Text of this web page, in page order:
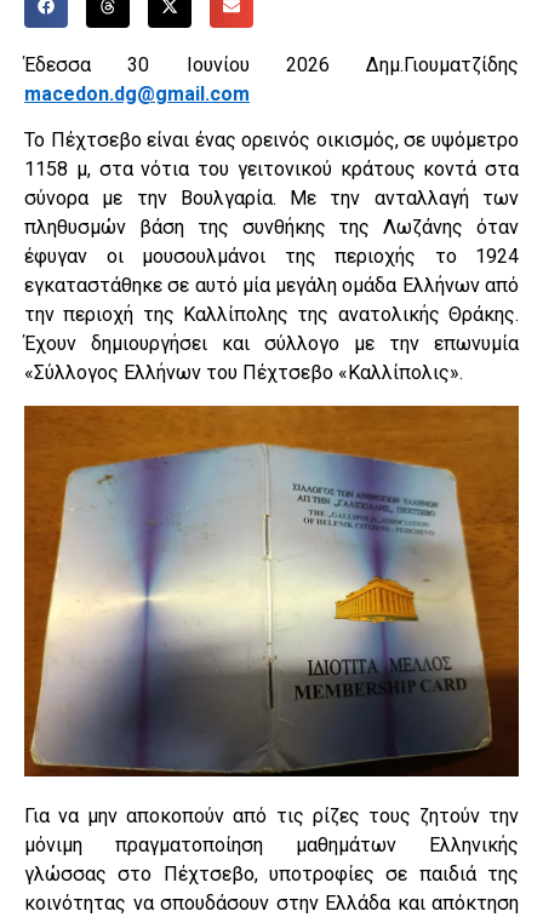
Έδεσσα 30 Ιουνίου 2026 Δημ.Γιουματζίδης
macedon.dg@gmail.com
Το Πέχτσεβο είναι ένας ορεινός οικισμός, σε υψόμετρο
1158 μ, στα νότια του γειτονικού κράτους κοντά στα
σύνορα με την Βουλγαρία. Με την ανταλλαγή των
πληθυσμών βάση της συνθήκης της Λωζάνης όταν
έφυγαν οι μουσουλμάνοι της περιοχής το 1924
εγκαταστάθηκε σε αυτό μία μεγάλη ομάδα Ελλήνων από
την περιοχή της Καλλίπολης της ανατολικής Θράκης.
Έχουν δημιουργήσει και σύλλογο με την επωνυμία
«Σύλλογος Ελλήνων του Πέχτσεβο «Καλλίπολις».
Για να μην αποκοπούν από τις ρίζες τους ζητούν την
μόνιμη πραγματοποίηση μαθημάτων Ελληνικής
γλώσσας στο Πέχτσεβο, υποτροφίες σε παιδιά της
κοινότητας να σπουδάσουν στην Ελλάδα και απόκτηση